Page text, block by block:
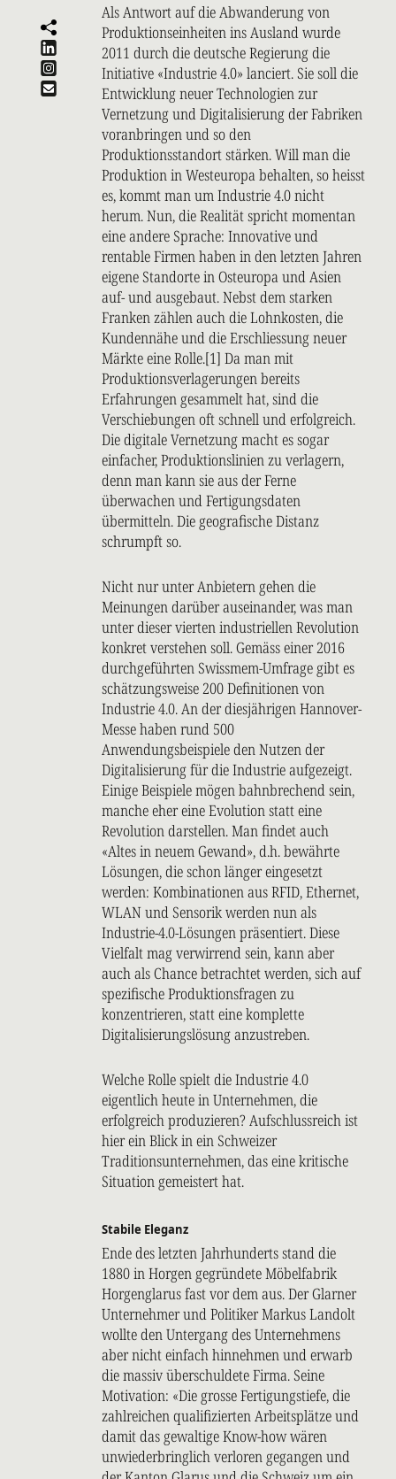
Als Antwort auf die Abwanderung von
Produktionseinheiten ins Ausland wurde
2011 durch die deutsche Regierung die
Initiative «Industrie 4.0» lanciert. Sie soll die
Entwicklung neuer Technologien zur
Vernetzung und Digitalisierung der Fabriken
voranbringen und so den
Produktionsstandort stärken. Will man die
Produktion in Westeuropa behalten, so heisst
es, kommt man um Industrie 4.0 nicht
herum. Nun, die Realität spricht momentan
eine andere Sprache: Innovative und
rentable Firmen haben in den letzten Jahren
eigene Standorte in Osteuropa und Asien
auf- und ausgebaut. Nebst dem starken
Franken zählen auch die Lohnkosten, die
Kundennähe und die Erschliessung neuer
Märkte eine Rolle.[1] Da man mit
Produktionsverlagerungen bereits
Erfahrungen gesammelt hat, sind die
Verschiebungen oft schnell und erfolgreich.
Die digitale Vernetzung macht es sogar
einfacher, Produktionslinien zu verlagern,
denn man kann sie aus der Ferne
überwachen und Fertigungsdaten
übermitteln. Die geografische Distanz
schrumpft so.
Nicht nur unter Anbietern gehen die
Meinungen darüber auseinander, was man
unter dieser vierten industriellen Revolution
konkret verstehen soll. Gemäss einer 2016
durchgeführten Swissmem-Umfrage gibt es
schätzungsweise 200 Definitionen von
Industrie 4.0. An der diesjährigen Hannover-
Messe haben rund 500
Anwendungsbeispiele den Nutzen der
Digitalisierung für die Industrie aufgezeigt.
Einige Beispiele mögen bahnbrechend sein,
manche eher eine Evolution statt eine
Revolution darstellen. Man findet auch
«Altes in neuem Gewand», d.h. bewährte
Lösungen, die schon länger eingesetzt
werden: Kombinationen aus RFID, Ethernet,
WLAN und Sensorik werden nun als
Industrie-4.0-Lösungen präsentiert. Diese
Vielfalt mag verwirrend sein, kann aber
auch als Chance betrachtet werden, sich auf
spezifische Produktionsfragen zu
konzentrieren, statt eine komplette
Digitalisierungslösung anzustreben.
Welche Rolle spielt die Industrie 4.0
eigentlich heute in Unternehmen, die
erfolgreich produzieren? Aufschlussreich ist
hier ein Blick in ein Schweizer
Traditionsunternehmen, das eine kritische
Situation gemeistert hat.
Stabile Eleganz
Ende des letzten Jahrhunderts stand die
1880 in Horgen gegründete Möbelfabrik
Horgenglarus fast vor dem aus. Der Glarner
Unternehmer und Politiker Markus Landolt
wollte den Untergang des Unternehmens
aber nicht einfach hinnehmen und erwarb
die massiv überschuldete Firma. Seine
Motivation: «Die grosse Fertigungstiefe, die
zahlreichen qualifizierten Arbeitsplätze und
damit das gewaltige Know-how wären
unwiederbringlich verloren gegangen und